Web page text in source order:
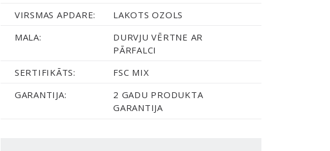
VIRSMAS APDARE:
LAKOTS OZOLS
MALA:
DURVJU VĒRTNE AR
PĀRFALCI
SERTIFIKĀTS:
FSC MIX
GARANTIJA:
2 GADU PRODUKTA
GARANTIJA